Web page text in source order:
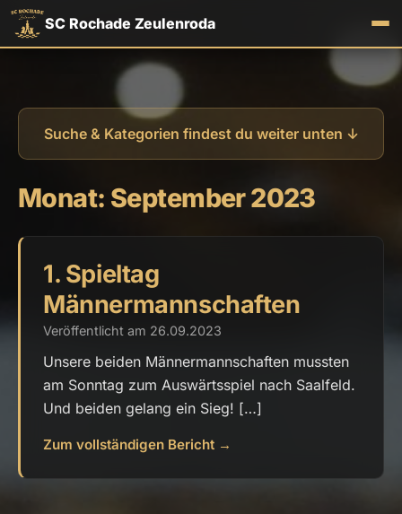
SC Rochade Zeulenroda
Suche & Kategorien findest du weiter unten ↓
Monat: September 2023
1. Spieltag
Männermannschaften
Veröffentlicht am 26.09.2023
Unsere beiden Männermannschaften mussten
am Sonntag zum Auswärtsspiel nach Saalfeld.
Und beiden gelang ein Sieg! […]
Zum vollständigen Bericht →